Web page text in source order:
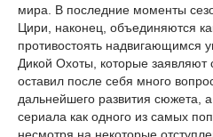
мира. В последние моменты
Цири, наконец, объединяются
противостоять надвигающимся
Дикой Охоты, которые
оставил после себя много
дальнейшего развития сюжета,
сериала как одного из самых